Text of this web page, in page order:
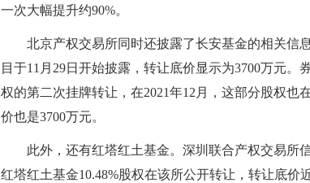
一次大幅提升约90%。
北京产权交易所同时还披露了长安基金的相关信
目于11月29日开始披露，转让底价显示为3700万元
权的第二次挂牌转让，在2021年12月，这部分股权也
价也是3700万元。
此外，还有红塔红土基金。深圳联合产权交易所
红塔红土基金10.48%股权在该所公开转让，转让底价